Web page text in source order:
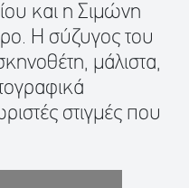
και η Σιμώνη
Η σύζυγος του
μάλιστα,
στιγμές που